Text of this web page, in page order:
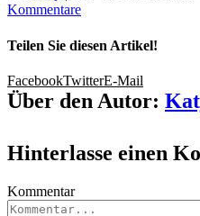
Kommentare
Teilen Sie diesen Artikel!
FacebookTwitterE-Mail
Über den Autor:
Hinterlasse einen
Kommentar